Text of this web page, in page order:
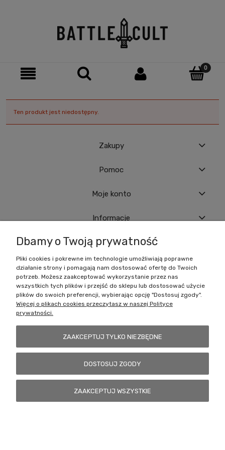
Ten produkt jest niedostępny.
Zakupy
Pomoc
Moje konto
Informacje
Battlecult | ul. Benedykta Dybowskiego 45/7, 41-208 Sosnowiec, woj.
śląskie | Email:kontakt@battlecult.plTel.: 669966242 | NIP:
6443563610 REGON: 520502331
POKAŻ PEŁNĄ WERSJĘ STRONY
Dbamy o Twoją prywatność
Pliki cookies i pokrewne im technologie umożliwiają poprawne
działanie strony i pomagają nam dostosować ofertę do Twoich
potrzeb. Możesz zaakceptować wykorzystanie przez nas
wszystkich tych plików i przejść do sklepu lub dostosować użycie
plików do swoich preferencji, wybierając opcję "Dostosuj zgody".
Więcej o plikach cookies przeczytasz w naszej Polityce
prywatności.
ZAAKCEPTUJ TYLKO NIEZBĘDNE
DOSTOSUJ ZGODY
ZAAKCEPTUJ WSZYSTKIE